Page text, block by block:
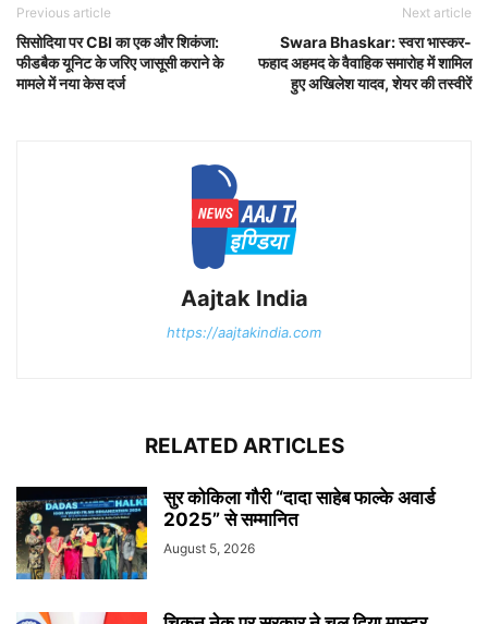
Previous article
सिसोदिया पर CBI का एक और शिकंजा:
फीडबैक यूनिट के जरिए जासूसी कराने के
मामले में नया केस दर्ज
Next article
Swara Bhaskar: स्वरा भास्कर-
फहाद अहमद के वैवाहिक समारोह में शामिल
हुए अखिलेश यादव, शेयर की तस्वीरें
Aajtak India
https://aajtakindia.com
RELATED ARTICLES
सुर कोकिला गौरी “दादा साहेब फाल्के अवार्ड
2025” से सम्मानित
August 5, 2026